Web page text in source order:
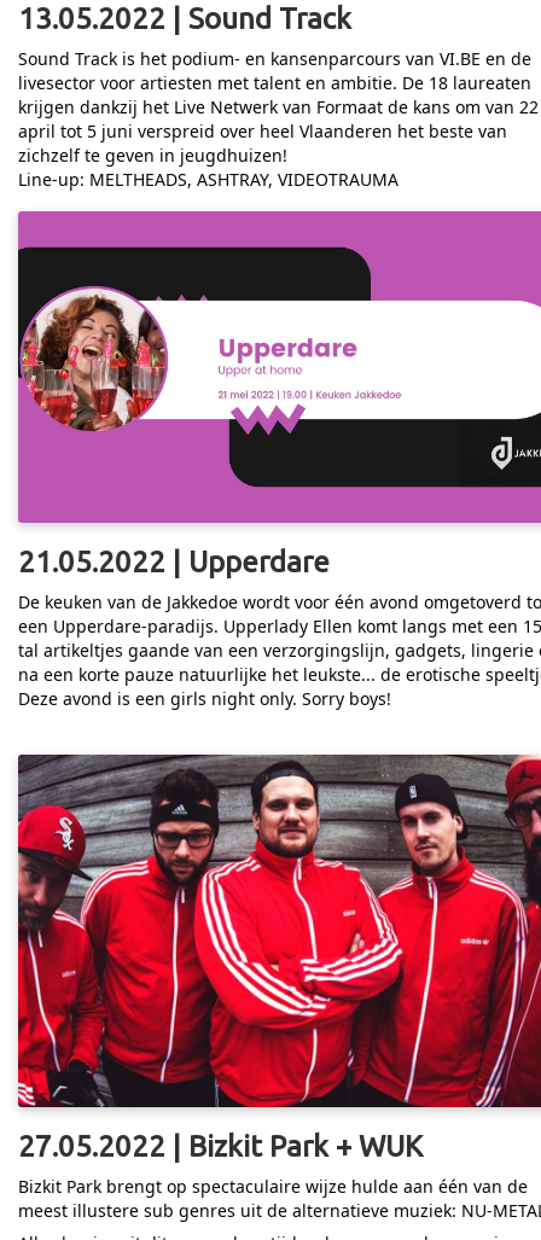
13.05.2022 | Sound Track
Sound Track is het podium- en kansenparcours van VI.BE en de
livesector voor artiesten met talent en ambitie. De 18 laureaten
krijgen dankzij het Live Netwerk van Formaat de kans om van 22
april tot 5 juni verspreid over heel Vlaanderen het beste van
zichzelf te geven in jeugdhuizen!
Line-up: MELTHEADS, ASHTRAY, VIDEOTRAUMA
21.05.2022 | Upperdare
De keuken van de Jakkedoe wordt voor één avond omgetoverd
een Upperdare-paradijs. Upperlady Ellen komt langs met een
tal artikeltjes gaande van een verzorgingslijn, gadgets, lingerie
na een korte pauze natuurlijke het leukste... de erotische
Deze avond is een girls night only. Sorry boys!
27.05.2022 | Bizkit Park + WUK
Bizkit Park brengt op spectaculaire wijze hulde aan één van de
meest illustere sub genres uit de alternatieve muziek: NU-